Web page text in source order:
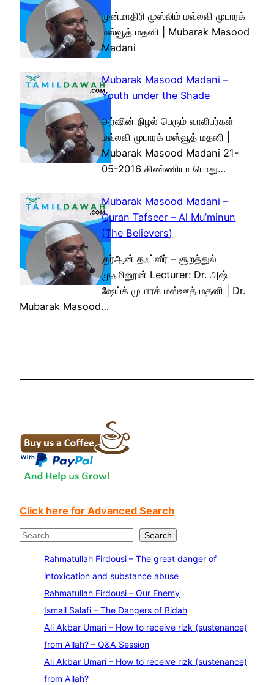
முன்மாதிரி முஸ்லிம் மவ்லவி முபாரக்
மஸ்வூத் மதனி | Mubarak Masood
Madani
Mubarak Masood Madani –
Youth under the Shade
அர்ஷின் நிழல் பெரும் வாலிபர்கள்
மவ்லவி முபாரக் மஸ்வூத் மதனி |
Mubarak Masood Madani 21-
05-2016 கிண்ணியா பொது…
Mubarak Masood Madani –
Quran Tafseer – Al Mu’minun
(The Believers)
குர்ஆன் தஃப்ஸீர் – சூறத்துல்
முஃமினூன் Lecturer: Dr. அஷ்
ஷேய்க் முபாரக் மஸ்ஊத் மதனி | Dr.
Mubarak Masood…
Click here for Advanced Search
S
Search
Rahmatullah Firdousi – The great danger of
intoxication and substance abuse
Rahmatullah Firdousi – Our Enemy
Ismail Salafi – The Dangers of Bidah
Ali Akbar Umari – How to receive rizk (sustenance)
from Allah? – Q&A Session
Ali Akbar Umari – How to receive rizk (sustenance)
from Allah?